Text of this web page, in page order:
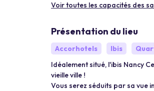
Voir toutes les capacités des
Présentation du lieu
Accorhotels Ibis
Idéalement situé, l'ibis Nancy
vieille ville !
Vous serez séduits par sa vue